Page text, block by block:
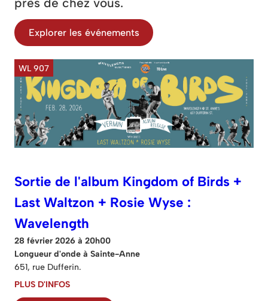
Explorer les événements
WL 907
Sortie de l'album Kingdom of Birds +
Last Waltzon + Rosie Wyse :
Wavelength
28 février 2026 à 20h00
Longueur d'onde à Sainte-Anne
651, rue Dufferin.
PLUS D'INFOS